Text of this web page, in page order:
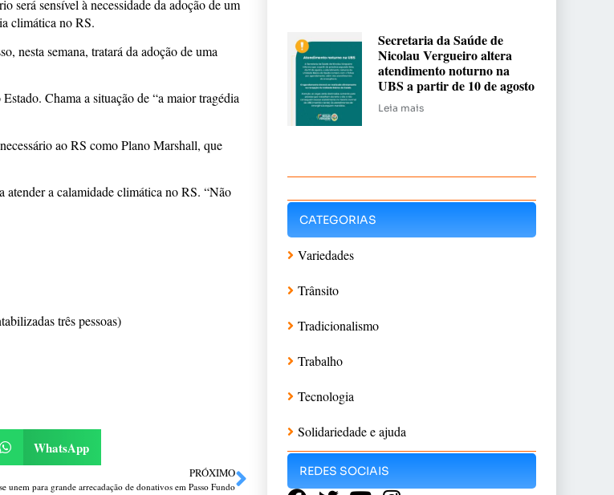
será sensível à necessidade da adoção de um
climática no RS.
nesta semana, tratará da adoção de uma
Chama a situação de “a maior tragédia
ao RS como Plano Marshall, que
atender a calamidade climática no RS. “Não
três pessoas)
WhatsApp
PRÓXIMO
unem para grande arrecadação de donativos em Passo Fundo
Secretaria da Saúde de
Nicolau Vergueiro altera
atendimento noturno na
UBS a partir de 10 de agosto
Leia mais
CATEGORIAS
Variedades
Trânsito
Tradicionalismo
Trabalho
Tecnologia
Solidariedade e ajuda
REDES SOCIAIS